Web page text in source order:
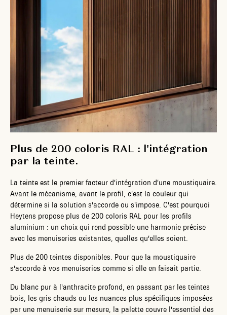
Plus de 200 coloris RAL : l'intégration
par la teinte.
La teinte est le premier facteur d'intégration d'une moustiquaire.
Avant le mécanisme, avant le profil, c'est la couleur qui
détermine si la solution s'accorde ou s'impose. C'est pourquoi
Heytens propose plus de 200 coloris RAL pour les profils
aluminium : un choix qui rend possible une harmonie précise
avec les menuiseries existantes, quelles qu'elles soient.
Plus de 200 teintes disponibles. Pour que la moustiquaire
s'accorde à vos menuiseries comme si elle en faisait partie.
Du blanc pur à l'anthracite profond, en passant par les teintes
bois, les gris chauds ou les nuances plus spécifiques imposées
par une menuiserie sur mesure, la palette couvre l'essentiel des